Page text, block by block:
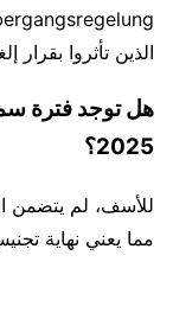
الذين تأثروا بقرار
هل توجد فترة
2025؟
للأسف، لم يتضمن
مما يعني نهاية تجنيس 3 سنوات بشكل قاطع